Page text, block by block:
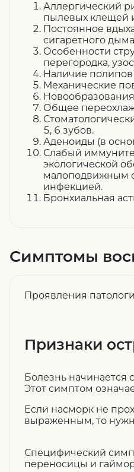
Аллергический
пылевых клещей
Постоянное
сигаретного
Особенности
перегородка,
Наличие полипов
Механические
Общее
5, 6 зубов.
Аденоиды (в
Слабый
экологической
малоподвижным
инфекцией.
Бронхиальная
Симптомы
Проявления
Признаки
Болезнь начинается
Этот симптом
Если насморк не
выраженным, то
Специфический
переносицы и